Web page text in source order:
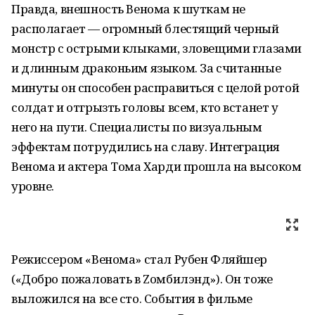
Правда, внешность Венома к шуткам не
располагает — огромный блестящий черный
монстр с острыми клыками, зловещими глазами
и длинным драконьим языком. За считанные
минуты он способен расправиться с целой ротой
солдат и отгрызть головы всем, кто встанет у
него на пути. Специалисты по визуальным
эффектам потрудились на славу. Интеграция
Венома и актера Тома Харди прошла на высоком
уровне.
Режиссером «Венома» стал Рубен Фляйшер
(«Добро пожаловать в Zомбилэнд»). Он тоже
выложился на все сто. События в фильме